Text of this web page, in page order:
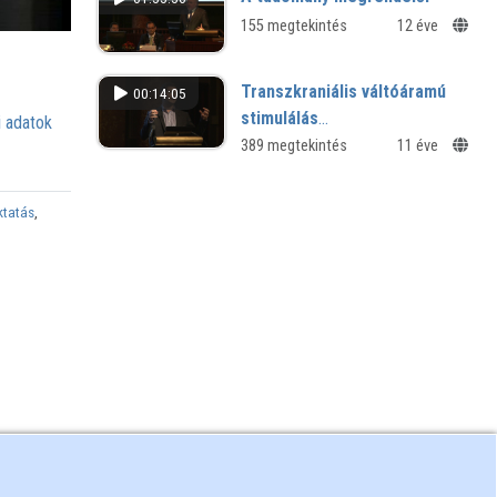
adatok
,
155 megtekintés 12 éve
00:14:05
Transzkraniális váltóáramú
stimulálás
hatásmechanizmusai és
389 megtekintés 11 éve